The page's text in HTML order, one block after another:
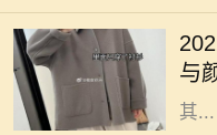
与
而
他
的
其...